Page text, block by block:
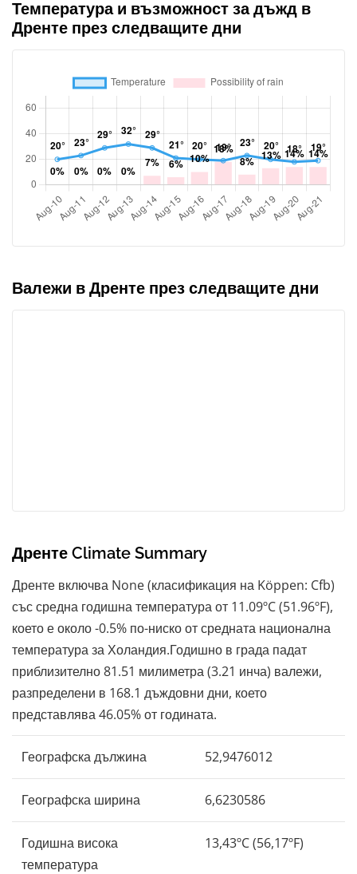
Температура и възможност за дъжд в
Дренте през следващите дни
Валежи в Дренте през следващите дни
Дренте Climate Summary
Дренте включва None (класификация на Köppen: Cfb)
със средна годишна температура от 11.09ºC (51.96ºF),
което е около -0.5% по-ниско от средната национална
температура за Холандия.Годишно в града падат
приблизително 81.51 милиметра (3.21 инча) валежи,
разпределени в 168.1 дъждовни дни, което
представлява 46.05% от годината.
Географска дължина 52,9476012
Географска ширина 6,6230586
Годишна висока
температура
13,43ºC (56,17ºF)